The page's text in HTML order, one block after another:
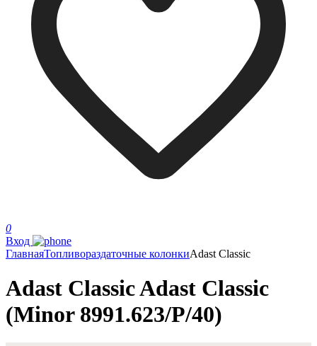
0
Вход
ГлавнаяТопливораздаточные колонкиAdast Classic
Adast Classic Adast Classic
(Minor 8991.623/P/40)